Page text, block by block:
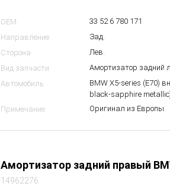
OEM
33 52 6 780 171
Направление
Зад.
Сторона
Лев.
Вид запчасти
Амортизатор задний
Автомобиль
BMW X5-series (E70)
black-sapphire
Примечание
Оригинал из Европы
Амортизатор задний правый
14962276